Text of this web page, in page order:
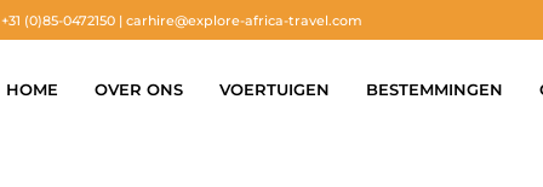
+31 (0)85-0472150 | carhire@explore-africa-travel.com
HOME OVER ONS VOERTUIGEN BESTEMMINGEN